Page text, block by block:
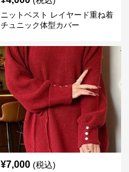
ニットベスト レイヤード重ね着
チュニック体型カバー
¥7,000 (税込)